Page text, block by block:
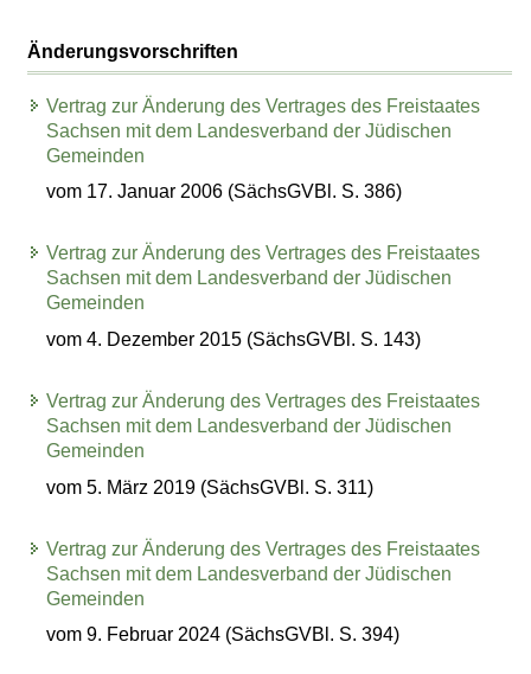
Änderungsvorschriften
Vertrag zur Änderung des Vertrages des Freistaates
Sachsen mit dem Landesverband der Jüdischen
Gemeinden
vom 17. Januar 2006 (SächsGVBl. S. 386)
Vertrag zur Änderung des Vertrages des Freistaates
Sachsen mit dem Landesverband der Jüdischen
Gemeinden
vom 4. Dezember 2015 (SächsGVBl. S. 143)
Vertrag zur Änderung des Vertrages des Freistaates
Sachsen mit dem Landesverband der Jüdischen
Gemeinden
vom 5. März 2019 (SächsGVBl. S. 311)
Vertrag zur Änderung des Vertrages des Freistaates
Sachsen mit dem Landesverband der Jüdischen
Gemeinden
vom 9. Februar 2024 (SächsGVBl. S. 394)